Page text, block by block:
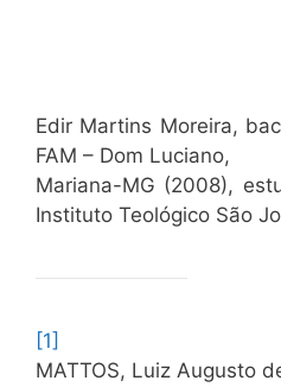
Edir Martins Moreira,
FAM – Dom Luciano,
Mariana-MG (2008),
Instituto Teológico São
[1]
MATTOS, Luiz Augusto